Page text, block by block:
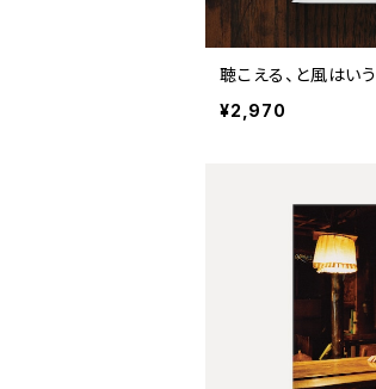
聴こえる、と風はいう
¥2,970